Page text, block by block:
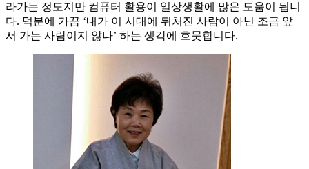
라가는 정도지만 컴퓨터 활용이 일상생활에 많은 도움이 됩니
다. 덕분에 가끔 ‘내가 이 시대에 뒤처진 사람이 아닌 조금 앞
서 가는 사람이지 않나’ 하는 생각에 흐뭇합니다.